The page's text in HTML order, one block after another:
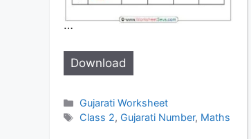
…
Download
Categories
Gujarati Worksheet
Tags
Class 2, Gujarati Number, Maths